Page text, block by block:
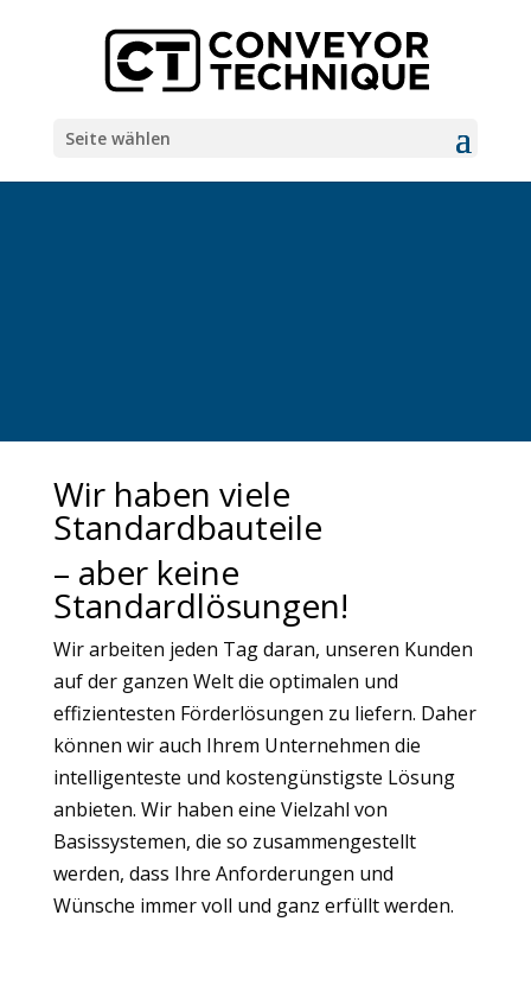
Seite wählen
Wir haben viele
Standardbauteile
– aber keine
Standardlösungen!
Wir arbeiten jeden Tag daran, unseren Kunden
auf der ganzen Welt die optimalen und
effizientesten Förderlösungen zu liefern. Daher
können wir auch Ihrem Unternehmen die
intelligenteste und kostengünstigste Lösung
anbieten. Wir haben eine Vielzahl von
Basissystemen, die so zusammengestellt
werden, dass Ihre Anforderungen und
Wünsche immer voll und ganz erfüllt werden.